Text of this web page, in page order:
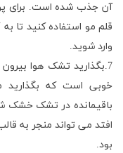
آن جذب شده است. برای
قلم مو استفاده کنید تا
وارد شوید.
7.بگذارید تشک هوا بیرون بیاید
خوبی است که بگذارید
باقیمانده در تشک خشک
افتد می تواند منجر به
بود.